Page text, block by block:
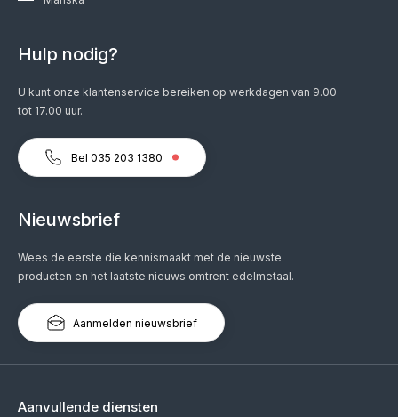
Hulp nodig?
U kunt onze klantenservice bereiken op werkdagen van 9.00
tot 17.00 uur.
Bel 035 203 1380
Nieuwsbrief
Wees de eerste die kennismaakt met de nieuwste
producten en het laatste nieuws omtrent edelmetaal.
Aanmelden nieuwsbrief
Aanvullende diensten